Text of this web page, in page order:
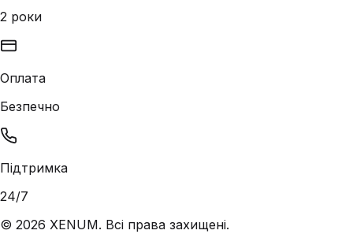
2 роки
Оплата
Безпечно
Підтримка
24/7
© 2026 XENUM. Всі права захищені.